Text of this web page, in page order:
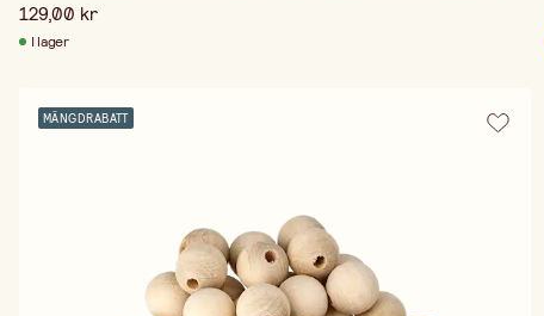
129,00 kr
I lager
MÄNGDRABATT